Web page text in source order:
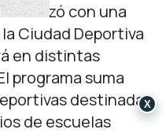
con una
Ciudad Deportiva
en distintas
programa suma
destinadas
de escuelas
X